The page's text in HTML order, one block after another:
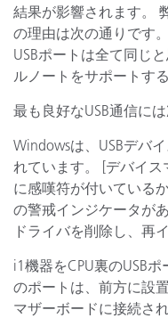
結果が影響されます。
の理由は次の通りです。
USBポートは全て同じ
ルノートをサポートす
最も良好なUSB通信に
Windowsは、USBデバ
れています。 [デバイ
に感嘆符が付いている
の警戒インジケータが
ドライバを削除し、再
i1機器をCPU裏のUSB
のポートは、前方に設
マザーボードに接続され